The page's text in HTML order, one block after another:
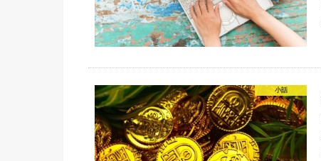
小話